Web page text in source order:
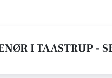
I TAASTRUP -